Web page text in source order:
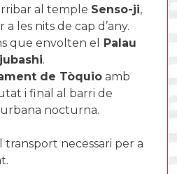
al temple Senso-ji,
les nits de cap d’any.
que envolten el
Palau
.
de Tòquio amb
i final al barri de
urbana nocturna.
transport necessari per a